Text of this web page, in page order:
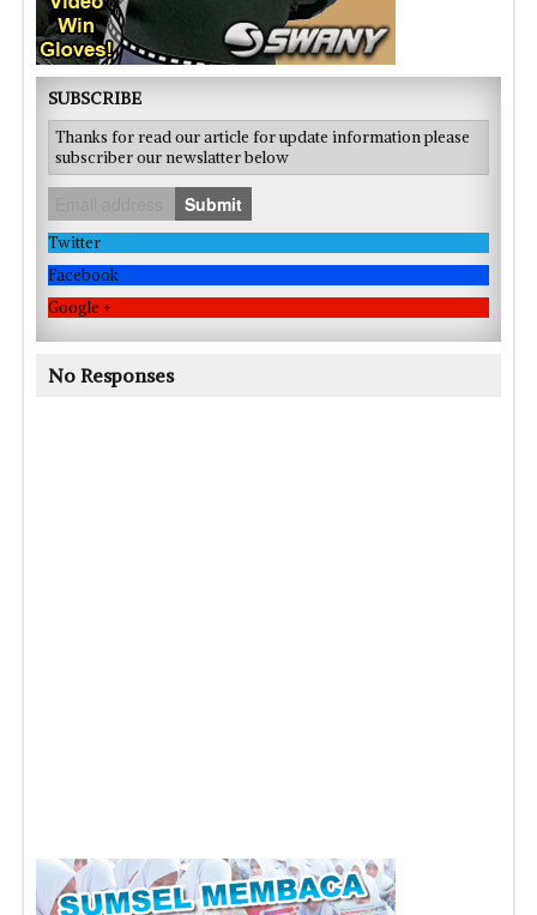
SUBSCRIBE
Thanks for read our article for update information please
subscriber our newslatter below
Submit
Twitter
Facebook
Google +
No Responses